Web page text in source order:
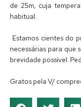
de 25m, cuja
habitual.
Estamos cientes do
necessárias para que
brevidade possível.
Gratos pela V/